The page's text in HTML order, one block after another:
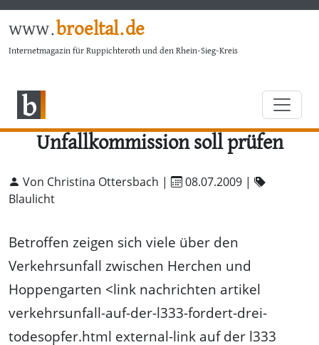
www.broeltal.de
Internetmagazin für Ruppichteroth und den Rhein-Sieg-Kreis
Unfallkommission soll prüfen
Von Christina Ottersbach | 08.07.2009 |
Blaulicht
Betroffen zeigen sich viele über den
Verkehrsunfall zwischen Herchen und
Hoppengarten <link nachrichten artikel
verkehrsunfall-auf-der-l333-fordert-drei-
todesopfer.html external-link auf der l333